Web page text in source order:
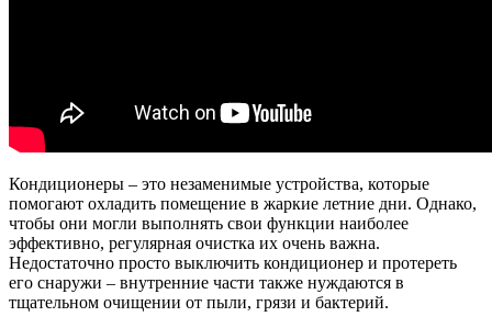
Кондиционеры – это незаменимые устройства, которые
помогают охладить помещение в жаркие летние дни. Однако,
чтобы они могли выполнять свои функции наиболее
эффективно, регулярная очистка их очень важна.
Недостаточно просто выключить кондиционер и протереть
его снаружи – внутренние части также нуждаются в
тщательном очищении от пыли, грязи и бактерий.